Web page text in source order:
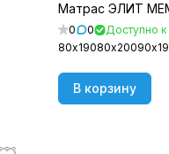
Матрас ЭЛИТ
0 0 Доступно к
80х19080х200
В корзину